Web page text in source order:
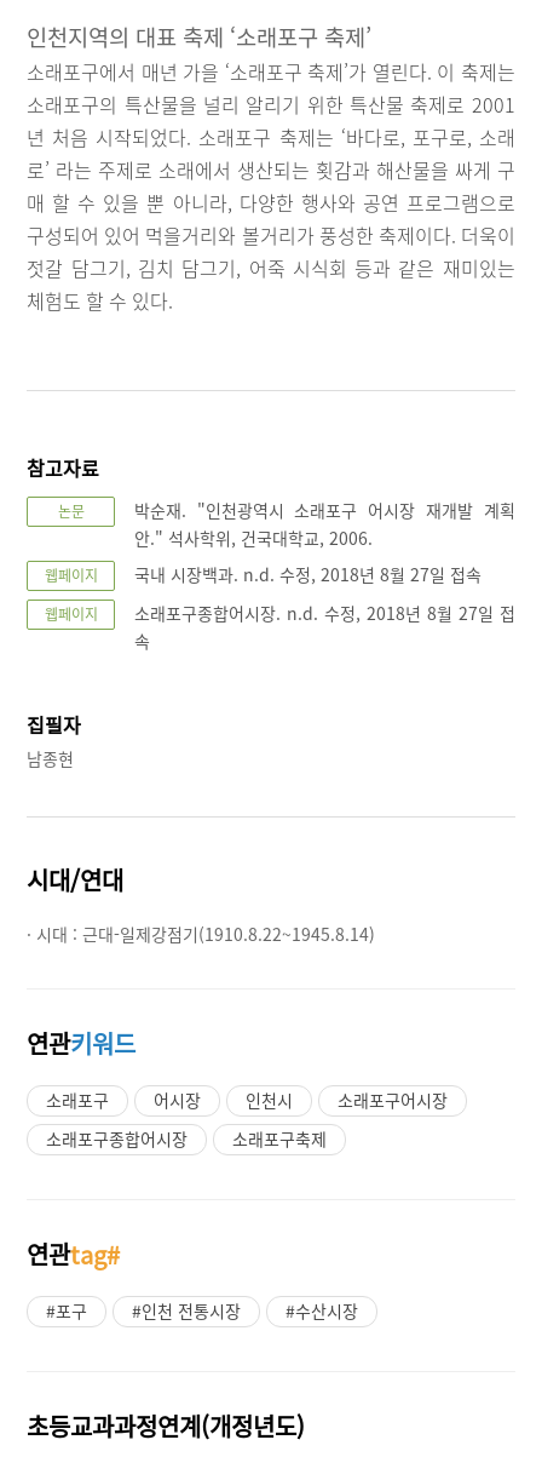
인천지역의 대표 축제 ‘소래포구 축제’
소래포구에서 매년 가을 ‘소래포구 축제’가 열린다. 이 축제는
소래포구의 특산물을 널리 알리기 위한 특산물 축제로 2001
년 처음 시작되었다. 소래포구 축제는 ‘바다로, 포구로, 소래
로’ 라는 주제로 소래에서 생산되는 횟감과 해산물을 싸게 구
매 할 수 있을 뿐 아니라, 다양한 행사와 공연 프로그램으로
구성되어 있어 먹을거리와 볼거리가 풍성한 축제이다. 더욱이
젓갈 담그기, 김치 담그기, 어죽 시식회 등과 같은 재미있는
체험도 할 수 있다.
참고자료
논문
박순재. "인천광역시 소래포구 어시장 재개발 계획
안." 석사학위, 건국대학교, 2006.
웹페이지 국내 시장백과. n.d. 수정, 2018년 8월 27일 접속
웹페이지
소래포구종합어시장. n.d. 수정, 2018년 8월 27일 접
속
집필자
남종현
시대/연대
· 시대 :근대-일제강점기(1910.8.22~1945.8.14)
연관키워드
소래포구 어시장 인천시
소래포구어시장
소래포구종합어시장
소래포구축제
연관tag#
#포구 #인천 전통시장 #수산시장
초등교과과정연계(개정년도)